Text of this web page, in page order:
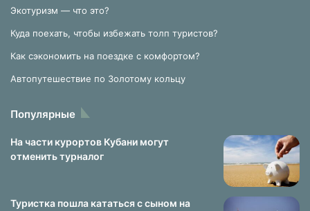
Экотуризм — что это?
Куда поехать, чтобы избежать толп туристов?
Как сэкономить на поездке с комфортом?
Автопутешествие по Золотому кольцу
Популярные
На части курортов Кубани могут
отменить турналог
Туристка пошла кататься с сыном на